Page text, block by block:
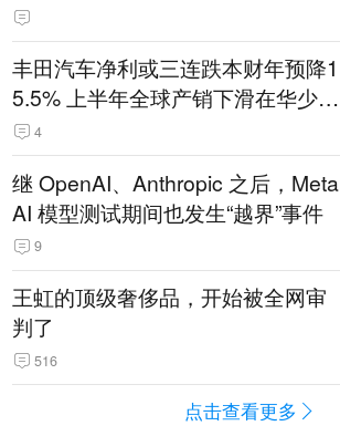
丰田汽车净利或三连跌本财年预降1
5.5% 上半年全球产销下滑在华少卖
14.3万辆
4
继 OpenAI、Anthropic 之后，Meta
AI 模型测试期间也发生“越界”事件
9
王虹的顶级奢侈品，开始被全网审
判了
516
点击查看更多